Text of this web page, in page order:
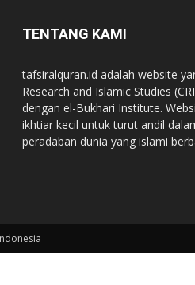
TENTANG KAMI
tafsiralquran.id adalah website
Research and Islamic Studies
dengan el-Bukhari Institute.
ikhtiar kecil untuk turut andil
peradaban dunia yang islami